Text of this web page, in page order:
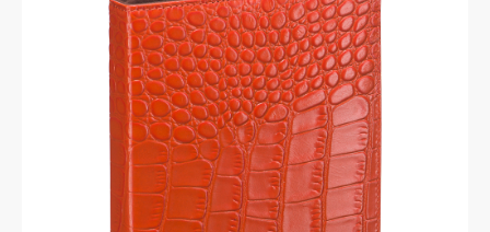
данных